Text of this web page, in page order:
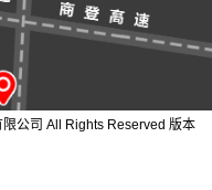
公司 All Rights Reserved 版本